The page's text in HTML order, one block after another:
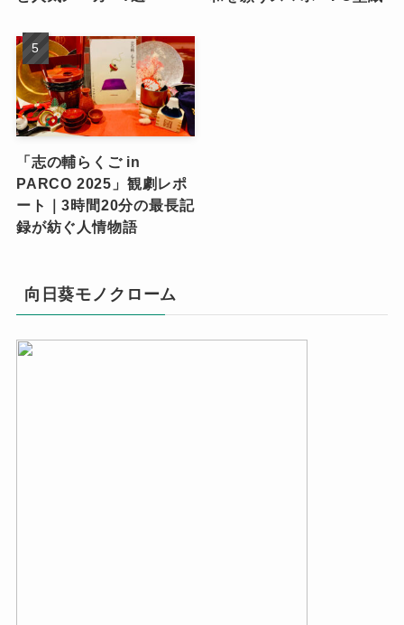
「志の輔らくご in
PARCO 2025」観劇レポ
ート｜3時間20分の最長記
録が紡ぐ人情物語
向日葵モノクローム